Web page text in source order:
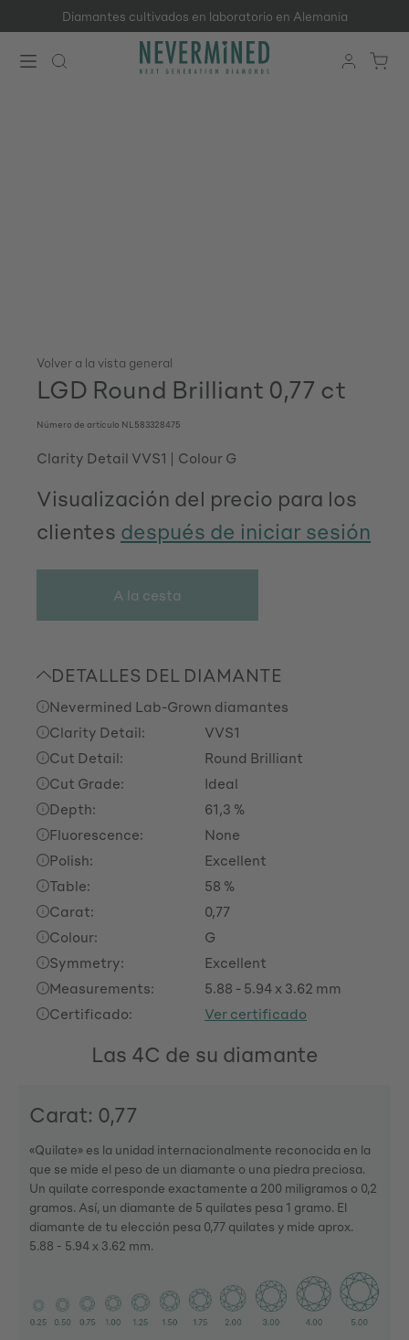
Saltar al contenido principal
Diamantes cultivados en laboratorio en Alemania
Volver a la vista general
LGD Round Brilliant 0,77 ct
Número de artículo NL583328475
Clarity Detail VVS1 Colour G
Visualización del precio para los
clientes después de iniciar sesión
A la cesta
DETALLES DEL DIAMANTE
Nevermined Lab-Grown diamantes
Clarity Detail:
VVS1
Cut Detail:
Round Brilliant
Cut Grade:
Ideal
Depth:
61,3 %
Fluorescence:
None
Polish:
Excellent
Table:
58 %
Carat:
0,77
Colour:
G
Symmetry:
Excellent
Measurements:
5.88 - 5.94 x 3.62 mm
Certificado:
Ver certificado
Las 4C de su diamante
Carat: 0,77
«Quilate» es la unidad internacionalmente reconocida en la
que se mide el peso de un diamante o una piedra preciosa.
Un quilate corresponde exactamente a 200 miligramos o 0,2
gramos. Así, un diamante de 5 quilates pesa 1 gramo. El
diamante de tu elección pesa 0,77 quilates y mide aprox.
5.88 - 5.94 x 3.62 mm.